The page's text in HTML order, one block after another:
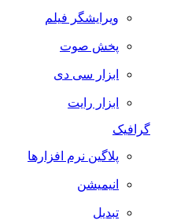
ویرایشگر فیلم
پخش صوت
ابزار سی دی
ابزار رایت
گرافیک
پلاگین نرم افزارها
انیمیشن
تبدیل